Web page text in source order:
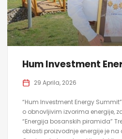
Hum Investment
29 Aprila, 2026
“Hum Investment Energy
o obnovljivim izvorima energije,
“Energija bosanskih piramida”
oblasti proizvodnje energije je